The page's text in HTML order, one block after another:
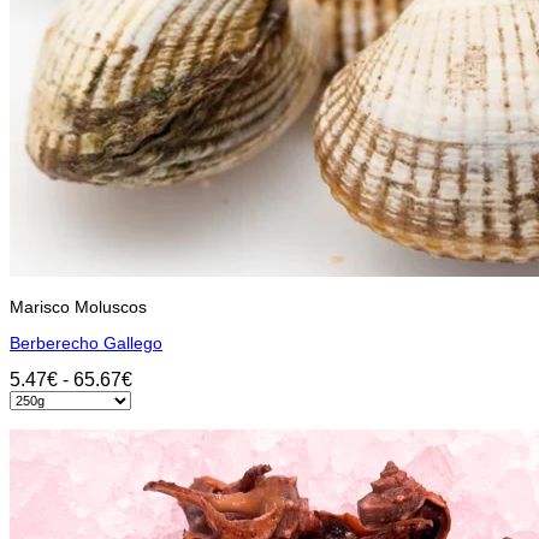
Marisco Moluscos
Berberecho Gallego
5.47€ - 65.67€Rango
desde
hasta
65.67€